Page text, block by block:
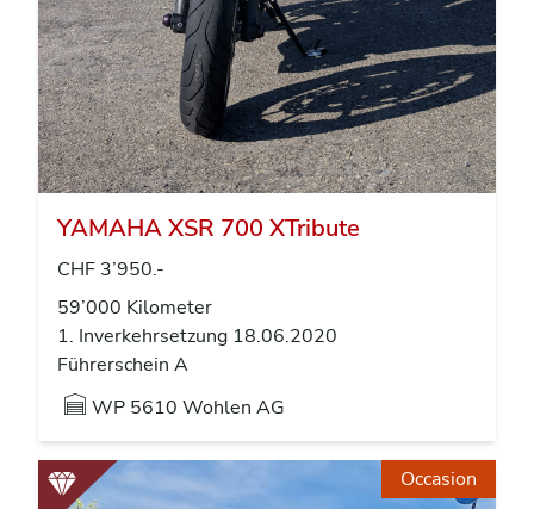
YAMAHA XSR 700 XTribute
CHF 3’950.-
59’000 Kilometer
1. Inverkehrsetzung 18.06.2020
Führerschein A
WP 5610 Wohlen AG
Occasion